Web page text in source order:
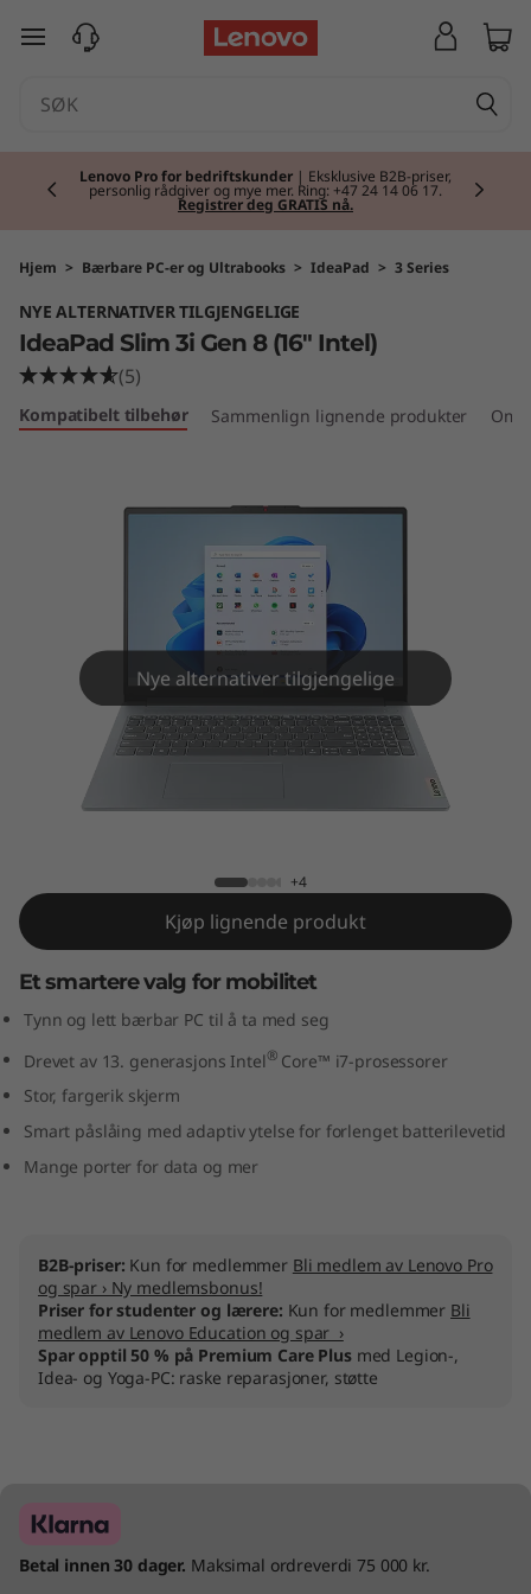
a
d
S
1
6
"
I
n
gå til hovedinnhold
Lenovo Pro for bedriftskunder | Eksklusive B2B-priser,
personlig rådgiver og mye mer. Ring: +47 24 14 06 17.
Registrer deg GRATIS nå.
Hjem > Bærbare PC-er og Ultrabooks > IdeaPad > 3 Series
NYE ALTERNATIVER TILGJENGELIGE
IdeaPad Slim 3i Gen 8 (16" Intel)
(5)
Kompatibelt tilbehør Sammenlign lignende produkter
Nye alternativer tilgjengelige
+4
Kjøp lignende produkt
Et smartere valg for mobilitet
Tynn og lett bærbar PC til å ta med seg
Drevet av 13. generasjons Intel® Core™ i7-prosessorer
Stor, fargerik skjerm
Smart påslåing med adaptiv ytelse for forlenget batterilevetid
Mange porter for data og mer
B2B-priser: Kun for medlemmer Bli medlem av Lenovo Pro
og spar › Ny medlemsbonus!
Priser for studenter og lærere: Kun for medlemmer Bli
medlem av Lenovo Education og spar ›
Spar opptil 50 % på Premium Care Plusmed Legion-,
Idea- og Yoga-PC: raske reparasjoner, støtte
Betal innen 30 dager. Maksimal ordreverdi 75 000 kr.